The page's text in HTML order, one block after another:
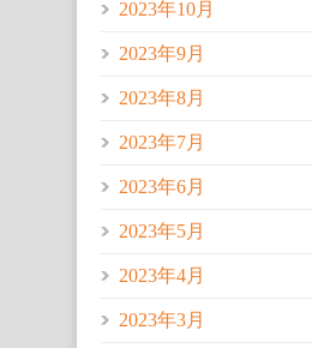
2023年10月
2023年9月
2023年8月
2023年7月
2023年6月
2023年5月
2023年4月
2023年3月